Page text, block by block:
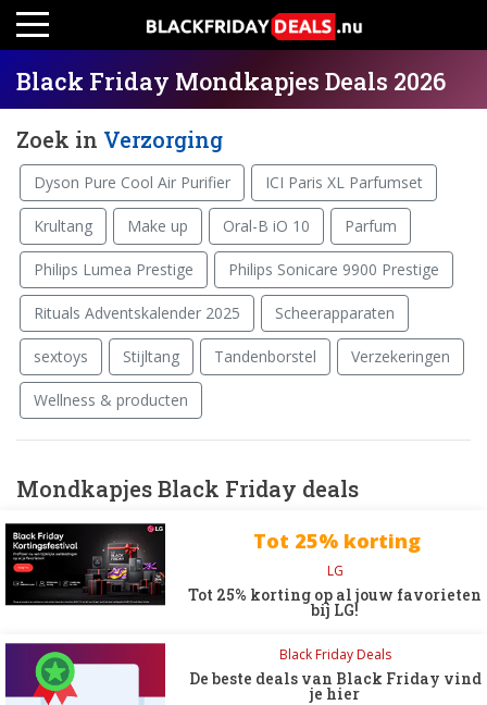
Black Friday Mondkapjes Deals 2026
Zoek in Verzorging
Dyson Pure Cool Air Purifier ICI Paris XL Parfumset
Krultang Make up Oral-B iO 10 Parfum
Philips Lumea Prestige Philips Sonicare 9900 Prestige
Rituals Adventskalender 2025 Scheerapparaten
sextoys Stijltang Tandenborstel Verzekeringen
Wellness & producten
Mondkapjes Black Friday deals
Tot 25% korting
LG
Tot 25% korting op al jouw favorieten
bij LG!
Black Friday Deals
De beste deals van Black Friday vind
je hier